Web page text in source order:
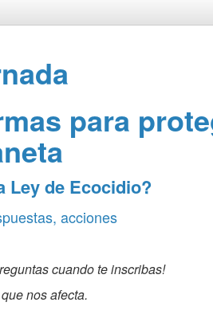
para
Ley de Ecocidio?
acciones
cuando te inscribas!
nos afecta.